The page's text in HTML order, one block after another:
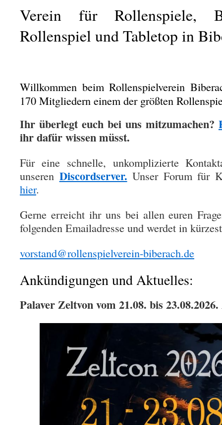
Verein für Rollenspiele,
Rollenspiel und Tabletop in
Willkommen beim Rollenspielverein
170 Mitgliedern einem der größten
Ihr überlegt euch bei uns mitzumachen?
ihr dafür wissen müsst.
Für eine schnelle, unkomplizierte
unseren Discordserver. Unser Forum für
hier.
Gerne erreicht ihr uns bei allen euren
folgenden Emailadresse und werdet in
vorstand@rollenspielverein-biberach.de
Ankündigungen und Aktuelles:
Palaver Zeltvon vom 21.08. bis